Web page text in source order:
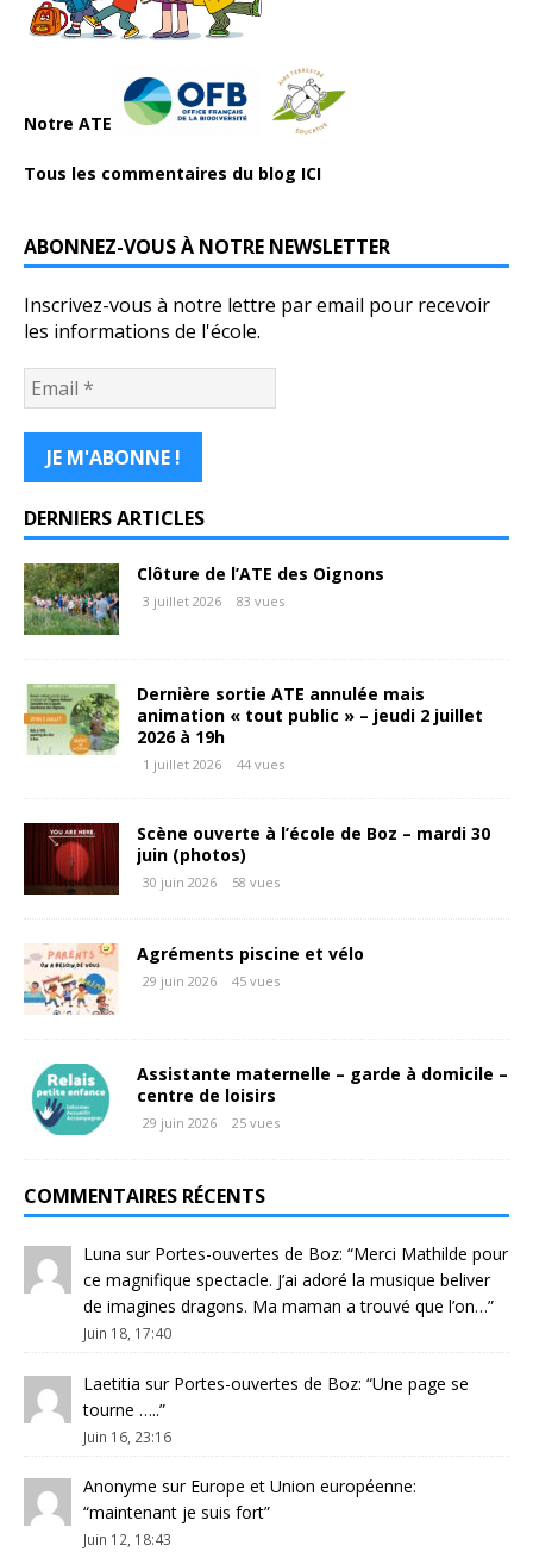
Notre ATE
Tous les commentaires du blog ICI
ABONNEZ-VOUS À NOTRE NEWSLETTER
Inscrivez-vous à notre lettre par email pour recevoir
les informations de l'école.
DERNIERS ARTICLES
Clôture de l’ATE des Oignons
3 juillet 2026 83 vues
Dernière sortie ATE annulée mais
animation « tout public » – jeudi 2 juillet
2026 à 19h
1 juillet 2026 44 vues
Scène ouverte à l’école de Boz – mardi 30
juin (photos)
30 juin 2026 58 vues
Agréments piscine et vélo
29 juin 2026 45 vues
Assistante maternelle – garde à domicile –
centre de loisirs
29 juin 2026 25 vues
COMMENTAIRES RÉCENTS
Luna sur Portes-ouvertes de Boz: “Merci Mathilde pour
ce magnifique spectacle. J’ai adoré la musique beliver
de imagines dragons. Ma maman a trouvé que l’on…”
Juin 18, 17:40
Laetitia sur Portes-ouvertes de Boz: “Une page se
tourne …..”
Juin 16, 23:16
Anonyme sur Europe et Union européenne:
“maintenant je suis fort”
Juin 12, 18:43